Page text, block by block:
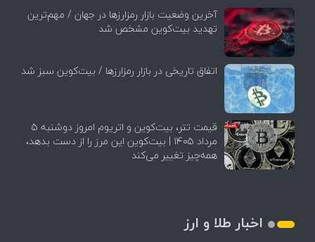
آخرین وضعیت بازار رمزارزها در جهان / مهم‌ترین
تهدید بیت‌کوین مشخص شد
اتفاق تاریخی در بازار رمزارزها / بیت‌کوین سبز شد
قیمت تتر، بیت‌کوین و اتریوم امروز دوشنبه ۵
مرداد ۱۴۰۵ | بیت‌کوین این مرز را از دست بدهد،
همه‌چیز تغییر می‌کند
اخبار طلا و ارز